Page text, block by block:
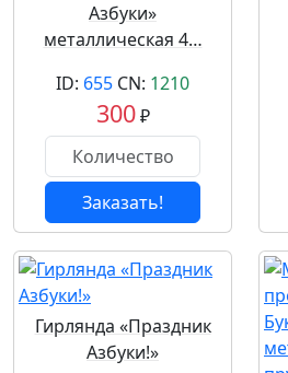
Азбуки»
металлическая 4…
ID: 655 CN: 1210
300₽
Заказать!
Гирлянда «Праздник
Азбуки!»